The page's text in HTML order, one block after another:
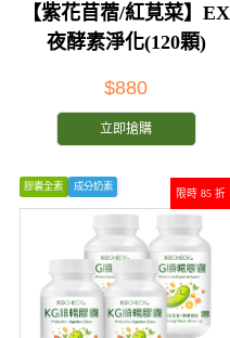
【紫花苜蓿/紅莧菜】EX
夜酵素淨化(120顆)
$880
立即搶購
限時 85 折
膠囊全素 成分奶素